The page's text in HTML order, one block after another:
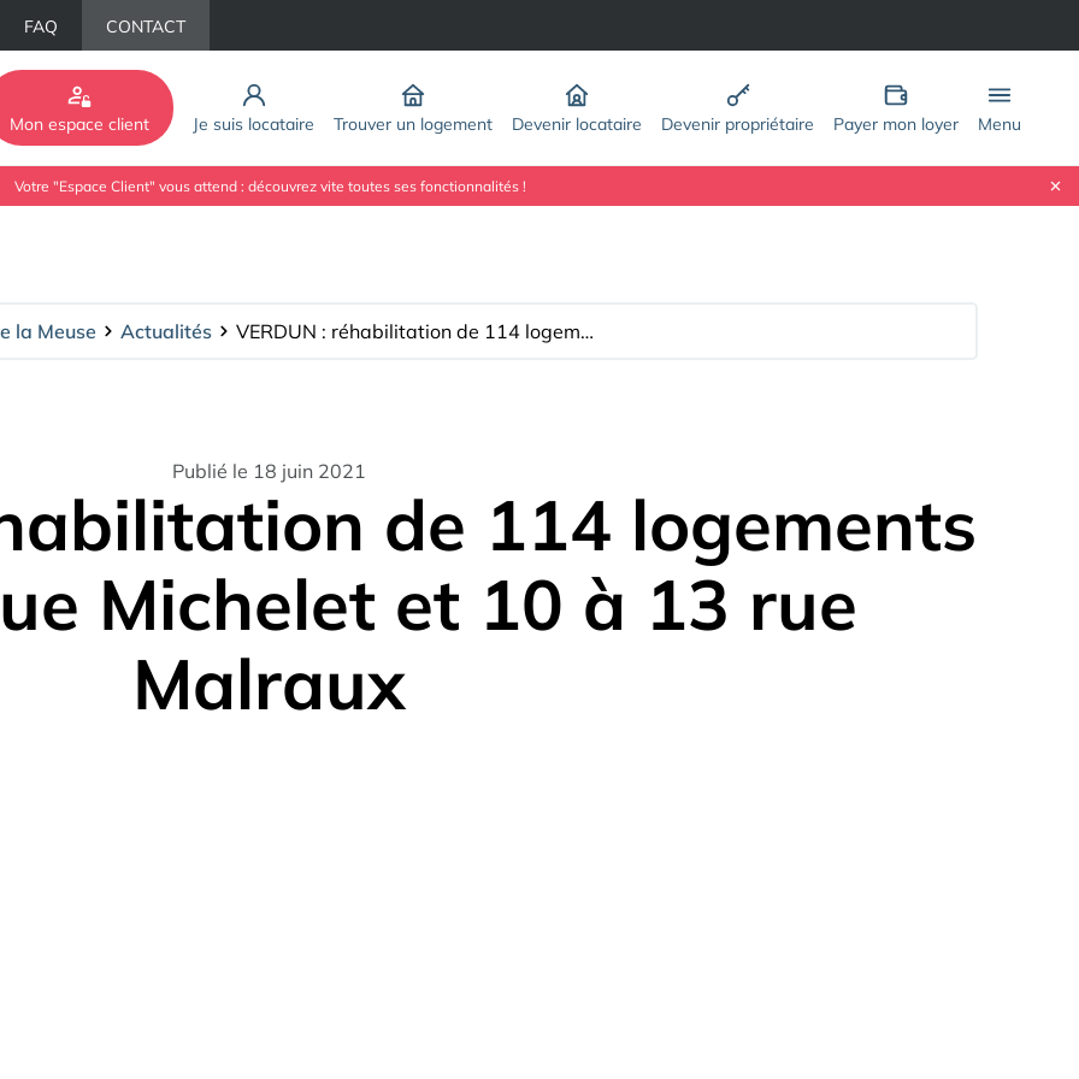
FAQ CONTACT
Mon espace client Je suis locataire Trouver un logement Devenir locataire Devenir propriétaire Payer mon loyer Menu
Votre "Espace Client" vous attend : découvrez vite toutes ses fonctionnalités !
la Meuse Actualités VERDUN : réhabilitation de 114 logements au 1 à 9 rue Michelet et 10 à 13 rue Malraux
Publié le 18 juin 2021
de 114 logements
Michelet et 10 à 13 rue
Malraux